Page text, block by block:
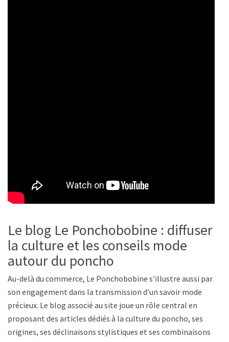
Le blog Le Ponchobobine : diffuser
la culture et les conseils mode
autour du poncho
Au-delà du commerce, Le Ponchobobine s’illustre aussi par
son engagement dans la transmission d’un savoir mode
précieux. Le blog associé au site joue un rôle central en
proposant des articles dédiés à la culture du poncho, ses
origines, ses déclinaisons stylistiques et ses combinaisons